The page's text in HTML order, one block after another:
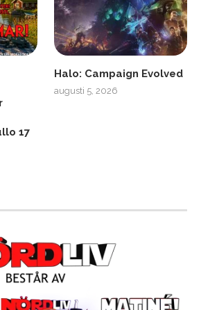
17
Halo: Campaign Evolved
augusti 5, 2026